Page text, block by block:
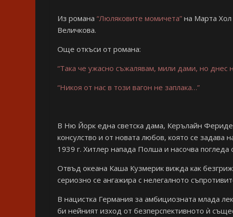
Из романа “Люляковите момичета” на Марта Хол
Величкова.
Още откъси от романа:
“Така че ужасно съжалявам, мили дами, но днес
“Никоя от нас в този вагон не заплака…”
В Ню Йорк една светска дама, Керълайн
консулство и от новата любов, която се задава
1939 г. Хитлер напада Полша и насочва
Отвъд океана Каша Кузмерик вижда как
сериозно се ангажира с нелегалното
В нацистка Германия за амбициозната млада
би нейният изход от безперспективното ѝ